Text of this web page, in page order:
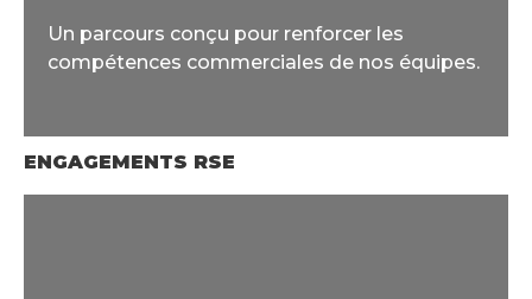
Un parcours conçu pour renforcer les
compétences commerciales de nos équipes.
ENGAGEMENTS RSE